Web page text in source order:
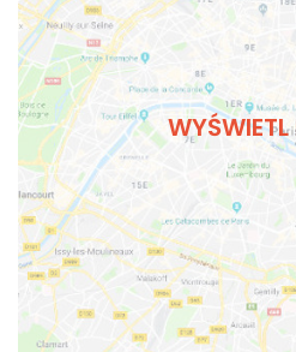
WYŚWIETL